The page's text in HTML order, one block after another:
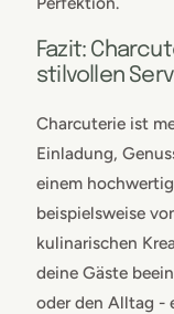
Fazit:
stilvollen
Charcuterie ist
Einladung,
einem
beispielsweise
kulinarischen
deine Gäste
oder den Alltag -